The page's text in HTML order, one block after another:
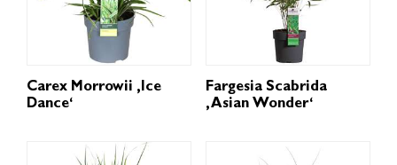
Carex Morrowii ‚Ice
Dance‘
Fargesia Scabrida
‚Asian Wonder‘